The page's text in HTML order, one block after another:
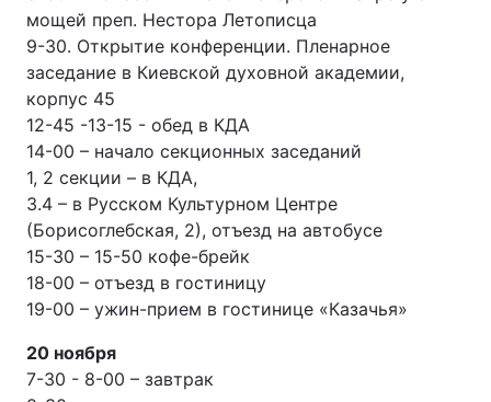
Лонгріди
Відео з Youtube
Інтерв'ю Думки
Архів Вакансії
Контакти
Послуги
мощей преп. Нестора Летописца
9-30. Открытие конференции. Пленарное
заседание в Киевской духовной академии,
корпус 45
12-45 -13-15 - обед в КДА
14-00 – начало секционных заседаний
1, 2 секции – в КДА,
3.4 – в Русском Культурном Центре
(Борисоглебская, 2), отъезд на автобусе
15-30 – 15-50 кофе-брейк
18-00 – отъезд в гостиницу
19-00 – ужин-прием в гостинице «Казачья»
20 ноября
7-30 - 8-00 – завтрак